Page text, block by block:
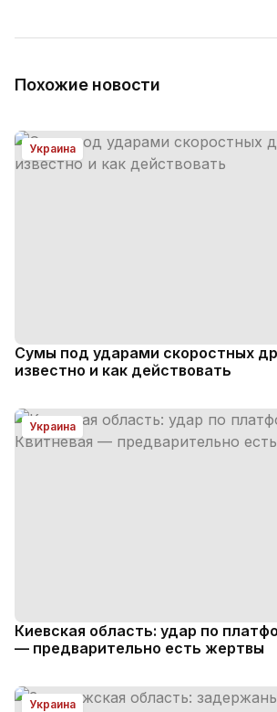
Похожие новости
Украина
Сумы под ударами скоростных
известно и как действовать
Украина
Киевская область: удар по
— предварительно есть жертвы
Украина